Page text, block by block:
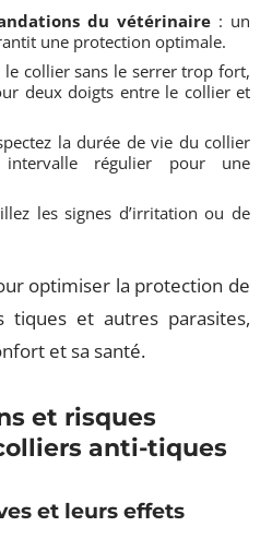
du vétérinaire : un
une protection optimale.
le collier sans le serrer trop fort,
deux doigts entre le collier et
la durée de vie du collier
régulier pour une
les signes d’irritation ou de
optimiser la protection de
tiques et autres parasites,
et sa santé.
et risques
anti-tiques
et leurs effets